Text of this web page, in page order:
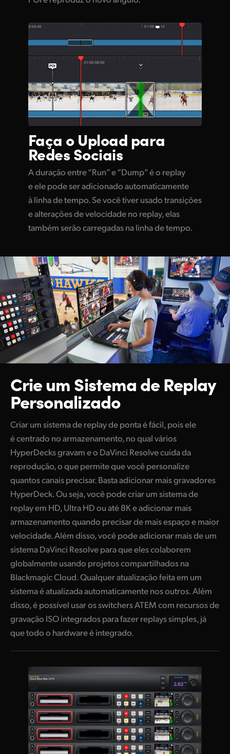
Faça oUploadpara
Redes Sociais
A duração entre “Run” e “Dump” é o replay
e ele pode ser adicionado automaticamente
à linha de tempo. Se você tiver usado transições
e alterações de velocidade no replay, elas
também serão carregadas na linha de tempo.
Crie um Sistema deReplay
Personalizado
Criar um sistema de replay de ponta é fácil, pois ele
é centrado no armazenamento, no qual vários
HyperDecks gravam e o DaVinci Resolve cuida da
reprodução, o que permite que você personalize
quantos canais precisar. Basta adicionar mais gravadores
HyperDeck. Ou seja, você pode criar um sistema de
replay em HD, Ultra HD ou até 8K e adicionar mais
armazenamento quando precisar de mais espaço e maior
velocidade. Além disso, você pode adicionar mais de um
sistema DaVinci Resolve para que eles colaborem
globalmente usando projetos compartilhados na
Blackmagic Cloud. Qualquer atualização feita em um
sistema é atualizada automaticamente nos outros. Além
disso, é possível usar os switchers ATEM com recursos de
gravação ISO integrados para fazer replays simples, já
que todo o hardware é integrado.